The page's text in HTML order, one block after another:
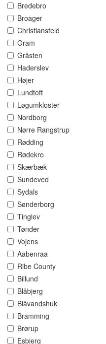
Bredebro
Broager
Christiansfeld
Gram
Gråsten
Haderslev
Højer
Lundtoft
Løgumkloster
Nordborg
Nørre Rangstrup
Rødding
Rødekro
Skærbæk
Sundeved
Sydals
Sønderborg
Tinglev
Tønder
Vojens
Aabenraa
Ribe County
Billund
Blåbjerg
Blåvandshuk
Bramming
Brørup
Esbjerg